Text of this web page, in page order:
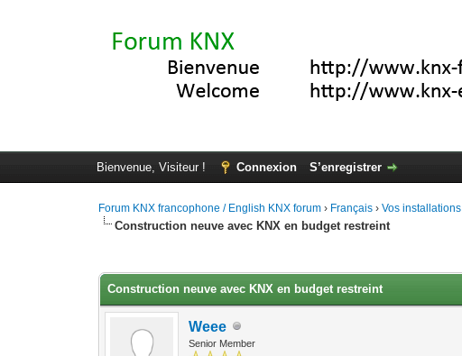
Bienvenue, Visiteur ! Connexion S’enregistrer
Forum KNX francophone / English KNX forum › Français ›Vos installations
Construction neuve avec KNX en budget restreint
Construction neuve avec KNX en budget restreint
Weee
Senior Member